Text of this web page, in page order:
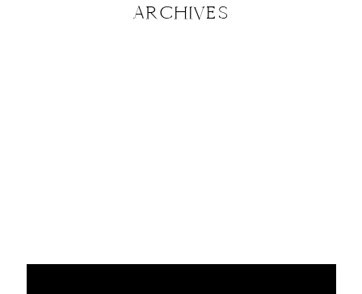
ARCHIVES
BODAS